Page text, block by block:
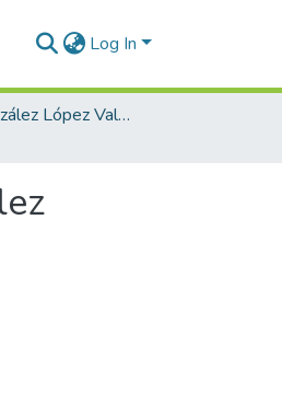
Log In
Beatriz González López Valcárcel